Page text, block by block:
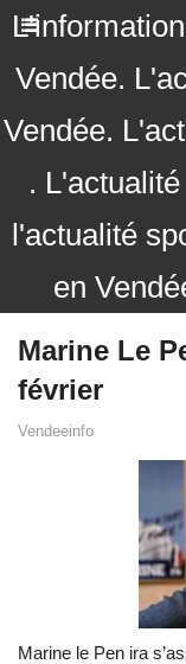
Vendée.
Vendée.
.
l'actualité
en
Marine Le
février
Vendeeinfo
Marine le Pen ira